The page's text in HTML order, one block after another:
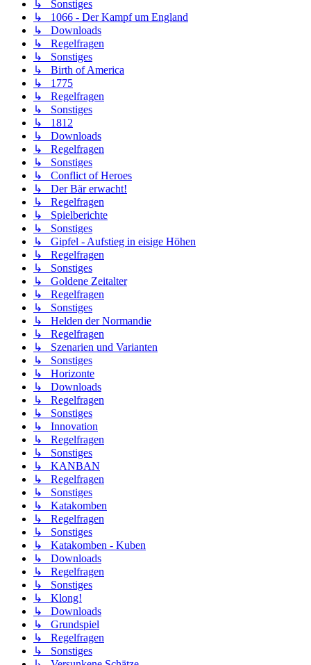
↳ Sonstiges
↳ 1066 - Der Kampf um England
↳ Downloads
↳ Regelfragen
↳ Sonstiges
↳ Birth of America
↳ 1775
↳ Regelfragen
↳ Sonstiges
↳ 1812
↳ Downloads
↳ Regelfragen
↳ Sonstiges
↳ Conflict of Heroes
↳ Der Bär erwacht!
↳ Regelfragen
↳ Spielberichte
↳ Sonstiges
↳ Gipfel - Aufstieg in eisige Höhen
↳ Regelfragen
↳ Sonstiges
↳ Goldene Zeitalter
↳ Regelfragen
↳ Sonstiges
↳ Helden der Normandie
↳ Regelfragen
↳ Szenarien und Varianten
↳ Sonstiges
↳ Horizonte
↳ Downloads
↳ Regelfragen
↳ Sonstiges
↳ Innovation
↳ Regelfragen
↳ Sonstiges
↳ KANBAN
↳ Regelfragen
↳ Sonstiges
↳ Katakomben
↳ Regelfragen
↳ Sonstiges
↳ Katakomben - Kuben
↳ Downloads
↳ Regelfragen
↳ Sonstiges
↳ Klong!
↳ Downloads
↳ Grundspiel
↳ Regelfragen
↳ Sonstiges